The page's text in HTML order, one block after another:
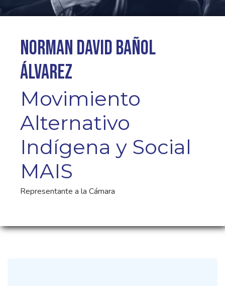
Norman David Bañol
Álvarez
Movimiento
Alternativo
Indígena y Social
MAIS
Representante a la Cámara